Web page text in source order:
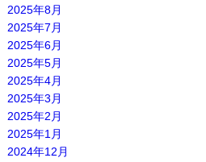
2025年8月
2025年7月
2025年6月
2025年5月
2025年4月
2025年3月
2025年2月
2025年1月
2024年12月